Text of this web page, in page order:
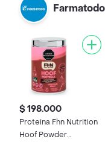
Farmatodo
$ 198.000
Proteina Fhn Nutrition
Hoof Powder